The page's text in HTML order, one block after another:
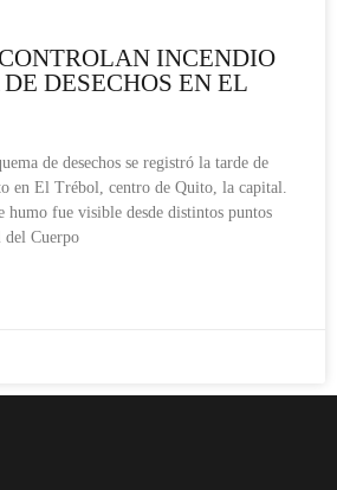
INCENDIO
DESECHOS EN EL
de desechos se registró la tarde de
en El Trébol, centro de Quito, la capital.
humo fue visible desde distintos puntos
del Cuerpo